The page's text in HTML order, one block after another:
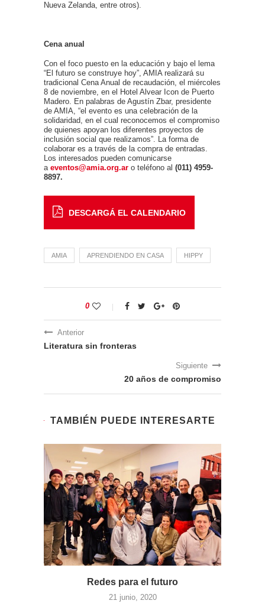
Nueva Zelanda, entre otros).
Cena anual
Con el foco puesto en la educación y bajo el lema
“El futuro se construye hoy”, AMIA realizará su
tradicional Cena Anual de recaudación, el miércoles
8 de noviembre, en el Hotel Alvear Icon de Puerto
Madero. En palabras de Agustín Zbar, presidente
de AMIA, “el evento es una celebración de la
solidaridad, en el cual reconocemos el compromiso
de quienes apoyan los diferentes proyectos de
inclusión social que realizamos”. La forma de
colaborar es a través de la compra de entradas.
Los interesados pueden comunicarse
a eventos@amia.org.ar o teléfono al (011) 4959-
8897.
DESCARGÁ EL CALENDARIO
AMIA APRENDIENDO EN CASA HIPPY
0
Anterior
Literatura sin fronteras
Siguiente
20 años de compromiso
TAMBIÉN PUEDE INTERESARTE
Redes para el futuro
21 junio, 2020